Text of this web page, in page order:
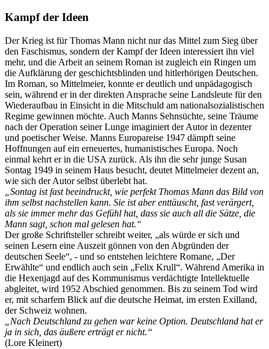
Kampf der Ideen
Der Krieg ist für Thomas Mann nicht nur das Mittel zum Sieg über
den Faschismus, sondern der Kampf der Ideen interessiert ihn viel
mehr, und die Arbeit an seinem Roman ist zugleich ein Ringen um
die Aufklärung der geschichtsblinden und hitlerhörigen Deutschen.
Im Roman, so Mittelmeier, konnte er deutlich und unpädagogisch
sein, während er in der direkten Ansprache seine Landsleute für den
Wiederaufbau in Einsicht in die Mitschuld am nationalsozialistischen
Regime gewinnen möchte. Auch Manns Sehnsüchte, seine Träume
nach der Operation seiner Lunge imaginiert der Autor in dezenter
und poetischer Weise. Manns Europareise 1947 dämpft seine
Hoffnungen auf ein erneuertes, humanistisches Europa. Noch
einmal kehrt er in die USA zurück. Als ihn die sehr junge Susan
Sontag 1949 in seinem Haus besucht, deutet Mittelmeier dezent an,
wie sich der Autor selbst überlebt hat.
„Sontag ist fast beeindruckt, wie perfekt Thomas Mann das Bild von
ihm selbst nachstellen kann. Sie ist aber enttäuscht, fast verärgert,
als sie immer mehr das Gefühl hat, dass sie auch all die Sätze, die
Mann sagt, schon mal gelesen hat.“
Der große Schriftsteller schreibt weiter, „als würde er sich und
seinen Lesern eine Auszeit gönnen von den Abgründen der
deutschen Seele“, - und so entstehen leichtere Romane, „Der
Erwählte“ und endlich auch sein „Felix Krull“. Während Amerika in
die Hexenjagd auf des Kommunismus verdächtigte Intellektuelle
abgleitet, wird 1952 Abschied genommen. Bis zu seinem Tod wird
er, mit scharfem Blick auf die deutsche Heimat, im ersten Exilland,
der Schweiz wohnen.
„Nach Deutschland zu gehen war keine Option. Deutschland hat er
ja in sich, das äußere erträgt er nicht.“
(Lore Kleinert)